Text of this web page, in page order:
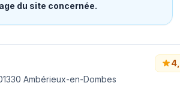
du site concernée.
Ambérieux-en-Dombes